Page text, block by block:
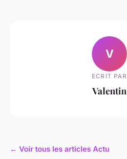
V
ECRIT PAR
Valentin
← Voir tous les articles Actu